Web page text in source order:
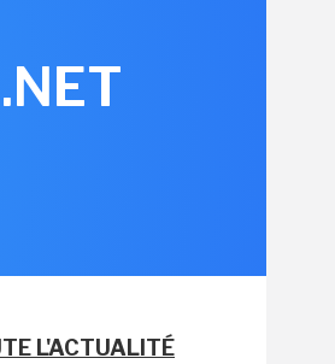
L'ACTUALITÉ